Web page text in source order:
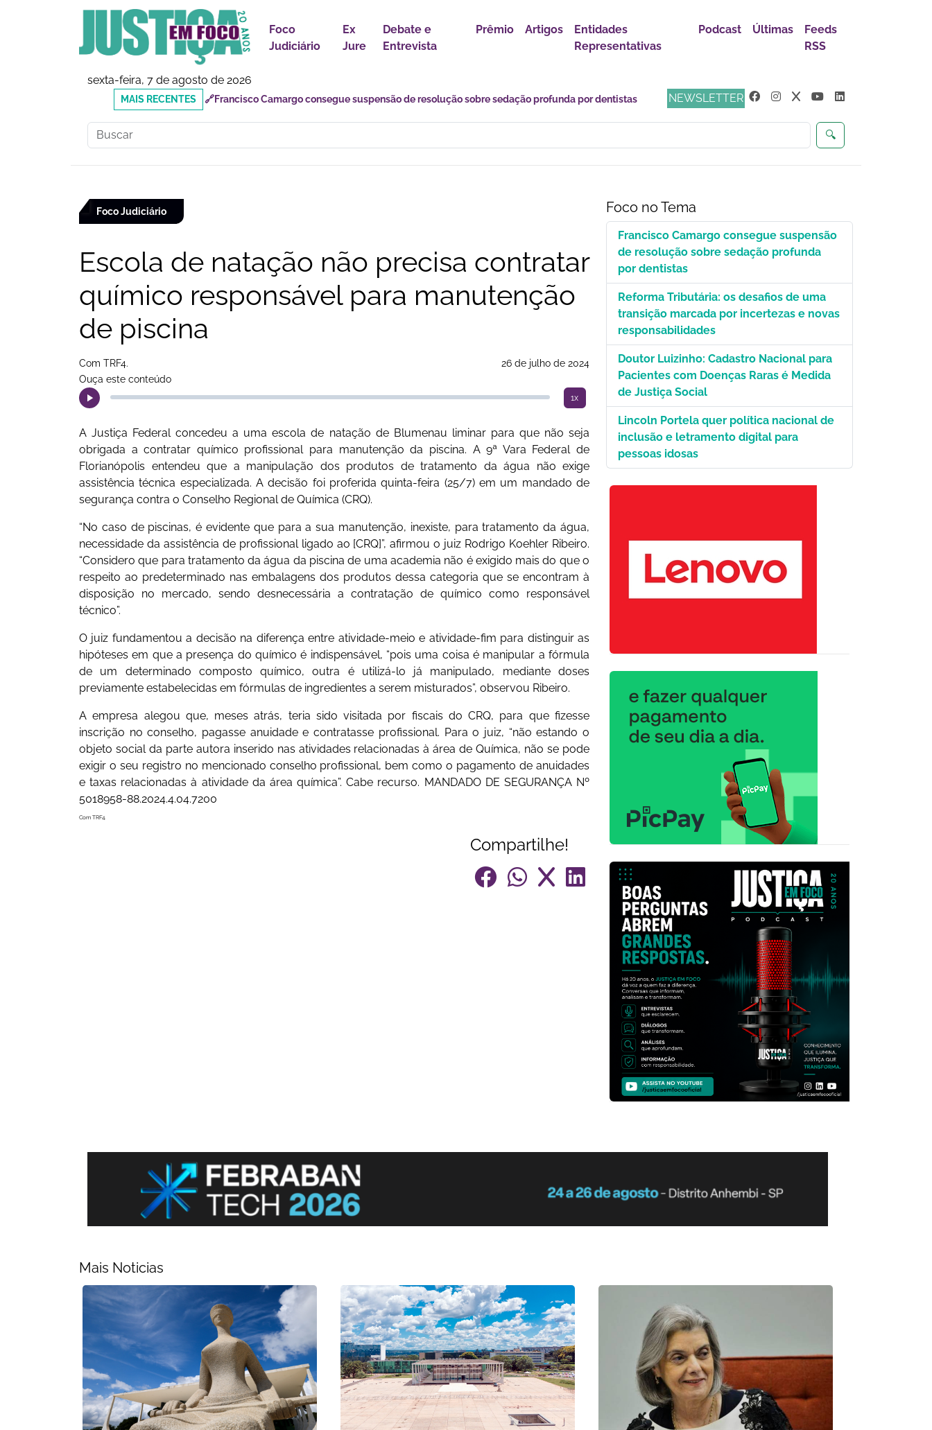
Foco
Judiciário
Ex
Jure
Debate e
Entrevista
Prêmio Artigos
Entidades
Representativas
Podcast Últimas
Feeds
RSS
sexta-feira, 7 de agosto de 2026
NEWSLETTER
🔍
MAIS
RECENTES
🔗Reforma Tributária: os desafios de uma transição marcada por incertezas e novas
responsabilidades
Foco Judiciário
Escola de natação não precisa contratar
químico responsável para manutenção
de piscina
Com TRF4.
26 de julho de 2024
Ouça este conteúdo
1x
A Justiça Federal concedeu a uma escola de natação de Blumenau liminar para que não seja
obrigada a contratar químico profissional para manutenção da piscina. A 9ª Vara Federal de
Florianópolis entendeu que a manipulação dos produtos de tratamento da água não exige
assistência técnica especializada. A decisão foi proferida quinta-feira (25/7) em um mandado de
segurança contra o Conselho Regional de Química (CRQ).
“No caso de piscinas, é evidente que para a sua manutenção, inexiste, para tratamento da água,
necessidade da assistência de profissional ligado ao [CRQ]”, afirmou o juiz Rodrigo Koehler Ribeiro.
“Considero que para tratamento da água da piscina de uma academia não é exigido mais do que o
respeito ao predeterminado nas embalagens dos produtos dessa categoria que se encontram à
disposição no mercado, sendo desnecessária a contratação de químico como responsável
técnico”.
O juiz fundamentou a decisão na diferença entre atividade-meio e atividade-fim para distinguir as
hipóteses em que a presença do químico é indispensável, “pois uma coisa é manipular a fórmula
de um determinado composto químico, outra é utilizá-lo já manipulado, mediante doses
previamente estabelecidas em fórmulas de ingredientes a serem misturados”, observou Ribeiro.
A empresa alegou que, meses atrás, teria sido visitada por fiscais do CRQ, para que fizesse
inscrição no conselho, pagasse anuidade e contratasse profissional. Para o juiz, “não estando o
objeto social da parte autora inserido nas atividades relacionadas à área de Química, não se pode
exigir o seu registro no mencionado conselho profissional, bem como o pagamento de anuidades
e taxas relacionadas à atividade da área química”. Cabe recurso. MANDADO DE SEGURANÇA Nº
5018958-88.2024.4.04.7200
Com TRF4.
Compartilhe!
Foco no Tema
Francisco Camargo consegue suspensão
de resolução sobre sedação profunda
por dentistas
Reforma Tributária: os desafios de uma
transição marcada por incertezas e novas
responsabilidades
Doutor Luizinho: Cadastro Nacional para
Pacientes com Doenças Raras é Medida
de Justiça Social
Lincoln Portela quer política nacional de
inclusão e letramento digital para
pessoas idosas
Mais Noticias